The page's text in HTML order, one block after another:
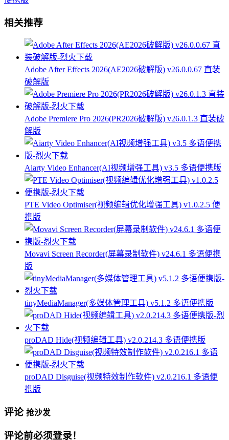
相关推荐
Adobe After Effects 2026(AE2026破解版) v26.0.0.67 直装
破解版
Adobe Premiere Pro 2026(PR2026破解版) v26.0.1.3 直装破
解版
Aiarty Video Enhancer(AI视频增强工具) v3.5 多语便携版
PTE Video Optimiser(视频编辑优化增强工具) v1.0.2.5 便
携版
Movavi Screen Recorder(屏幕录制软件) v24.6.1 多语便携
版
tinyMediaManager(多媒体管理工具) v5.1.2 多语便携版
proDAD Hide(视频编辑工具) v2.0.214.3 多语便携版
proDAD Disguise(视频特效制作软件) v2.0.216.1 多语便
携版
评论 抢沙发
评论前必须登录！